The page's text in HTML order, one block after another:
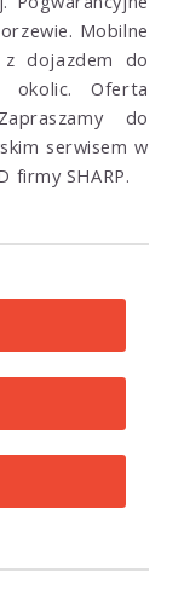
Mobilne
z dojazdem do
okolic. Oferta
do
serwisem w
firmy SHARP.